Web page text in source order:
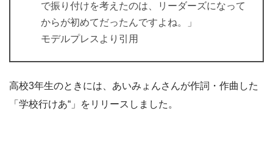
で振り付けを考えたのは、リーダーズになって
からが初めてだったんですよね。」
モデルプレスより引用
高校3年生のときには、あいみょんさんが作詞・作曲した
「学校行けあ“」をリリースしました。